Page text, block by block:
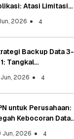
Atasi Limitasi
2026 4
Backup Data 3-
Tangkal
Jun, 2026 4
untuk Perusahaan:
Kebocoran Data
Jun, 2026 4